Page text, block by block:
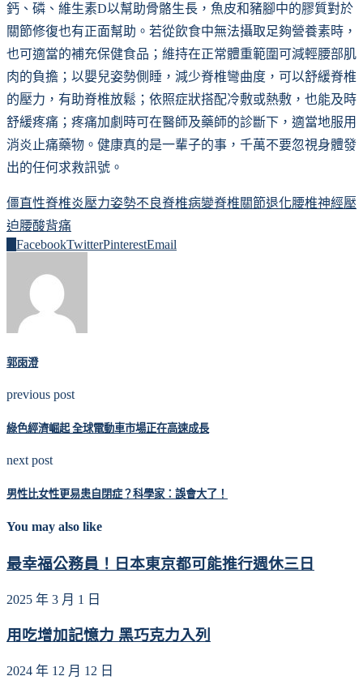
鈣、磷、維生素D以幫助骨骼生長，魚皮和豬腳中的膠質對於
關節修復也有正面幫助。若從飲食中無法攝取足夠營養素時，
也可適當的補充保健食品；維持在正常體重範圍可減輕腰部肌
肉的負擔；以嬰兒姿勢側睡，減少脊椎彎曲度，可以舒緩脊椎
的壓力，有助脊椎放鬆；依照症狀搭配冷敷或熱敷，也能及時
舒緩疼痛；疼痛加劇時可在醫師及藥師的診斷下，適當地服用
消炎止痛藥物。健康真的是一輩子的事，千萬不要忽視身體發
出的任何求救訊號。
僵直性脊椎炎壓力姿勢不良脊椎病變脊椎關節退化腰椎神經壓
迫腰酸背痛
FacebookTwitterPinterestEmail
郭雨澄
previous post
綠色經濟崛起 全球電動車市場正在高速成長
next post
男性比女性更易患自閉症？科學家：誤會大了！
You may also like
最幸福公務員！日本東京都可能推行週休三日
2025 年 3 月 1 日
用吃增加記憶力 黑巧克力入列
2024 年 12 月 12 日